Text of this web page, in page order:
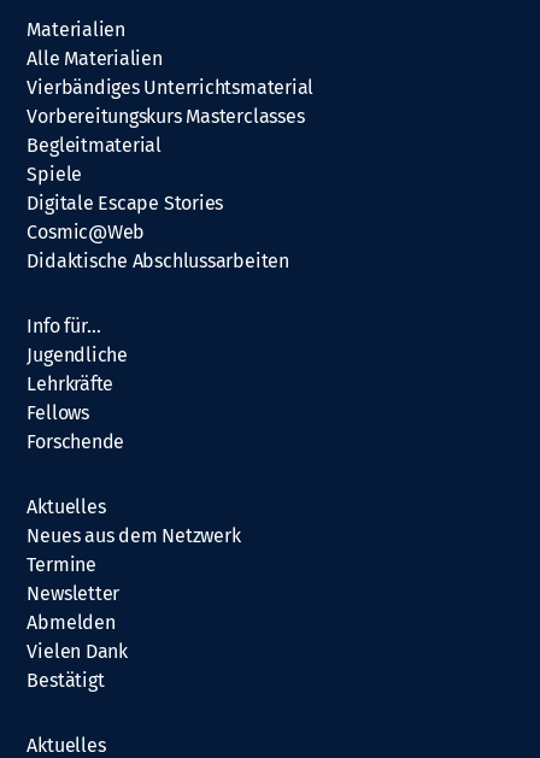
Materialien
Alle Materialien
Vierbändiges Unterrichtsmaterial
Vorbereitungskurs Masterclasses
Begleitmaterial
Spiele
Digitale Escape Stories
Cosmic@Web
Didaktische Abschlussarbeiten
Info für…
Jugendliche
Lehrkräfte
Fellows
Forschende
Aktuelles
Neues aus dem Netzwerk
Termine
Newsletter
Abmelden
Vielen Dank
Bestätigt
Aktuelles